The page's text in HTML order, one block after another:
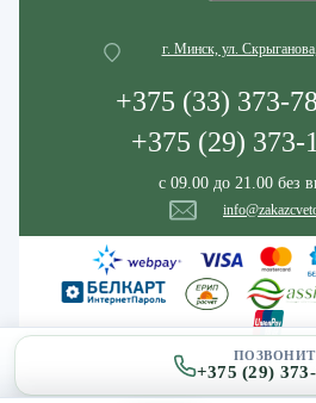
+375 (29)
г. Минск, ул.
+375 (33) 373-
+375 (29) 373-
с 09.00 до 21.00 без